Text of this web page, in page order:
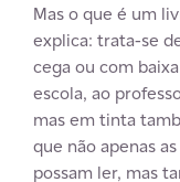
Mas o que é um
explica: trata-se
cega ou com
escola, ao
mas em tinta
que não apenas
possam ler, mas